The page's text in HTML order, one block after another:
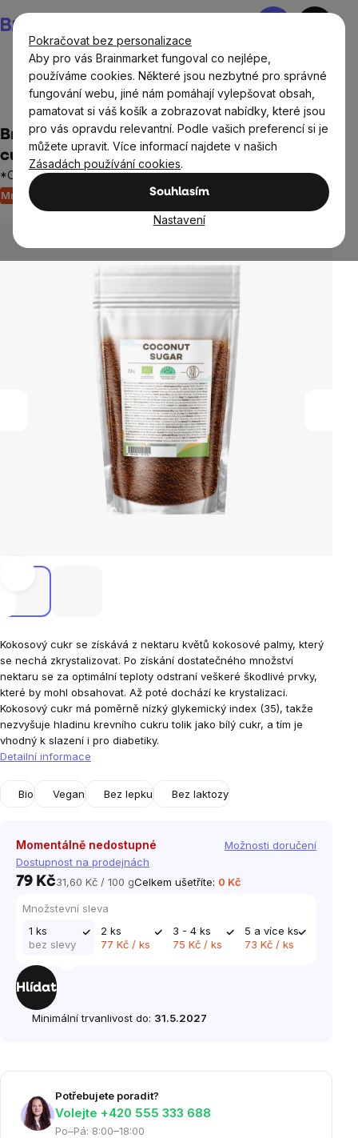
Pokračovat bez personalizace
Aby pro vás Brainmarket fungoval co nejlépe,
používáme cookies. Některé jsou nezbytné pro správné
fungování webu, jiné nám pomáhají vylepšovat obsah,
pamatovat si váš košík a zobrazovat nabídky, které jsou
pro vás opravdu relevantní. Podle vašich preferencí si je
můžete upravit. Více informací najdete v našich
Zásadách používání cookies.
Souhlasím
Nastavení
na
obsah
Nákupní
BrainMax® Potraviny Přírodní sladidla
BrainMax Pure® Coconut Sugar, Kokosový
cukr BIO, 250 g
*CZ-BIO-001 certifikát
Množstevní sleva
je
5
hvězdiček.
Neohodnoceno
Kokosový cukr se získává z nektaru květů kokosové palmy, který
se nechá zkrystalizovat. Po získání dostatečného množství
nektaru se za optimální teploty odstraní veškeré škodlivé prvky,
které by mohl obsahovat. Až poté dochází ke krystalizaci.
Kokosový cukr má poměrně nízký glykemický index (35), takže
nezvyšuje hladinu krevního cukru tolik jako bílý cukr, a tím je
vhodný k slazení i pro diabetiky.
Detailní informace
Bio Vegan Bez lepku Bez laktozy
Momentálně nedostupné
Dostupnost na prodejnách
Možnosti doručení
79 KčMěrná
cena:
31,60 Kč / 100 gCelkem ušetříte: 0 Kč
Hlídat
Množstevní sleva
1 ks
bez slevy
2 ks
77 Kč / ks
3 - 4 ks
75 Kč / ks
5 a více ks
73 Kč / ks
Minimální trvanlivost do: 31.5.2027
Potřebujete poradit?
Volejte ‭+420 555 333 688
Po–Pá: 8:00–18:00